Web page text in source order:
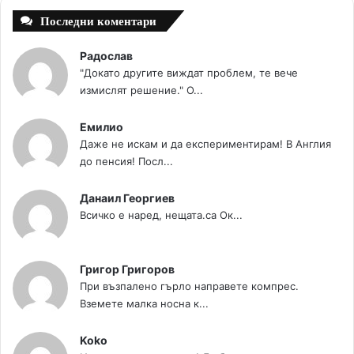
Последни коментари
Радослав
"Докато другите виждат проблем, те вече
измислят решение." О...
Емилио
Даже не искам и да експериментирам! В Англия
до пенсия! Посл...
Данаил Георгиев
Всичко е наред, нещата.са Ок...
Григор Григоров
При възпалено гърло направете компрес.
Вземете малка носна к...
Koko